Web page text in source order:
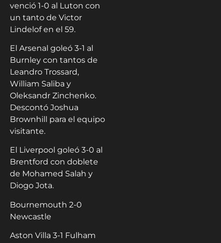
venció 1-0 al Luton con
un tanto de Victor
Lindelof en el 59.
El Arsenal goleó 3-1 al
Burnley con tantos de
Leandro Trossard,
William Saliba y
Oleksandr Zinchenko.
Descontó Joshua
Brownhill para el equipo
visitante.
El Liverpool goleó 3-0 al
Brentford con doblete
de Mohamed Salah y
Diogo Jota.
Bournemouth 2-0
Newcastle
Aston Villa 3-1 Fulham